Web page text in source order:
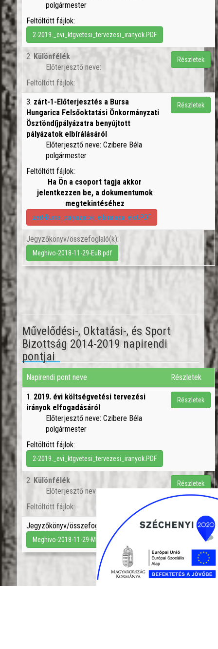
polgármester
Feltöltött fájlok:
2-2019._evi_ktgvetesi_tervezesi_iranyok.PDF
2. Különfélék
Előterjesztő neve:
Feltöltött fájlok:
Részletek
3. zárt-1-Előterjesztés a Bursa
Hungarica Felsőoktatási Önkormányzati
Ösztöndíjpályázatra benyújtott
pályázatok elbírálásáról
Előterjesztő neve: Czibere Béla
polgármester
Feltöltött fájlok:
Ha Ön a csoport tagja akkor
jelentkezzen be, a dokumentumok
megtekintéséhez
zart-Bursa_palyazatok_elbiralasa_elot.PDF
Részletek
Jegyzőkönyv/összefoglaló(k):
Meghivo-2018-11-29-EuB.pdf
Művelődési-, Oktatási-, és Sport
Bizottság 2014-2019 napirendi
pontjai
Napirendi pont neve Részletek
1. 2019. évi költségvetési tervezési
irányok elfogadásáról
Előterjesztő neve: Czibere Béla
polgármester
Feltöltött fájlok:
2-2019._evi_ktgvetesi_tervezesi_iranyok.PDF
Részletek
2. Különfélék
Előterjesztő neve:
Feltöltött fájlok:
Részletek
Jegyzőkönyv/összefoglaló(k):
Meghivo-2018-11-29-MuvB.pdf